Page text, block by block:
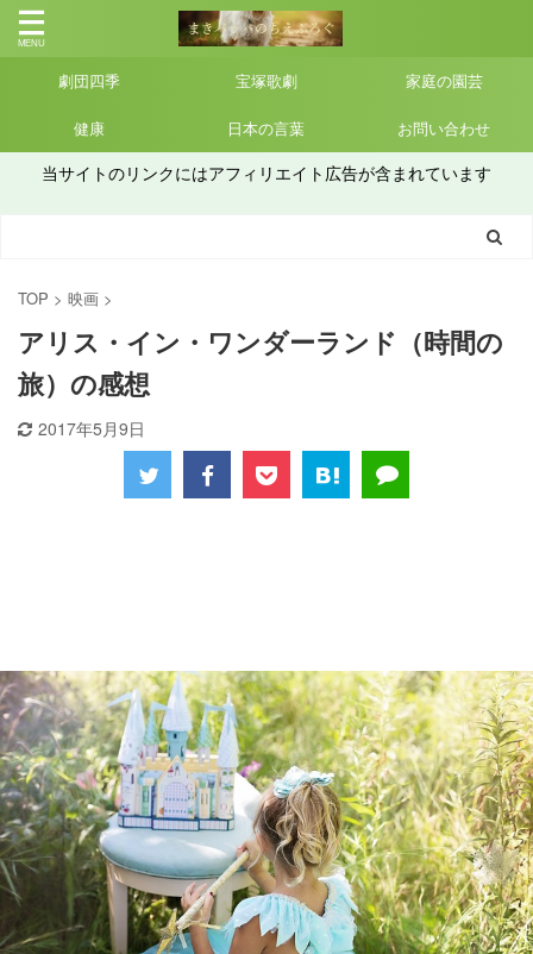
劇団四季 宝塚歌劇 家庭の園芸
健康 日本の言葉 お問い合わせ
当サイトのリンクにはアフィリエイト広告が含まれています
TOP > 映画 >
アリス・イン・ワンダーランド（時間の
旅）の感想
2017年5月9日